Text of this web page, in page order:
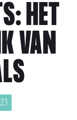
HET
VAN